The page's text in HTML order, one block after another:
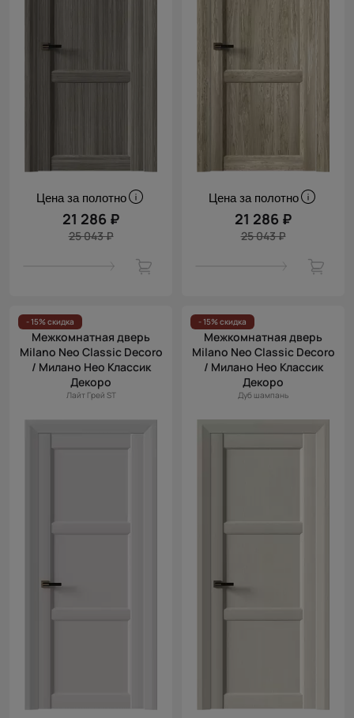
Цена за полотно
21 286 ₽
25 043 ₽
Цена за полотно
21 286 ₽
25 043 ₽
- 15% скидка
Межкомнатная дверь
Milano Neo Classic Decoro
/ Милано Нео Классик
Декоро
Лайт Грей ST
- 15% скидка
Межкомнатная дверь
Milano Neo Classic Decoro
/ Милано Нео Классик
Декоро
Дуб шампань